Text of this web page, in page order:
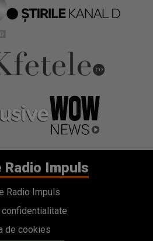
Radio Impuls
Radio Impuls
de cookies